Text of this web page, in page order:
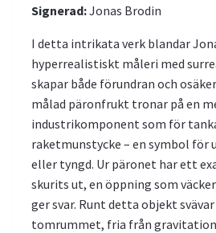
Signerad:Jonas Brodin
I detta intrikata verk blandar
hyperrealistiskt måleri med
skapar både förundran och
målad päronfrukt tronar på en
industrikomponent som för
raketmunstycke – en symbol
eller tyngd. Ur päronet har ett
skurits ut, en öppning som
ger svar. Runt detta objekt
tomrummet, fria från